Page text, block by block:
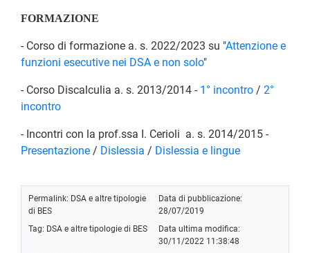
FORMAZIONE
- Corso di formazione a. s. 2022/2023 su "Attenzione e
funzioni esecutive nei DSA e non solo"
- Corso Discalculia a. s. 2013/2014 - 1° incontro / 2°
incontro
- Incontri con la prof.ssa I. Cerioli a. s. 2014/2015 -
Presentazione / Dislessia / Dislessia e lingue
Permalink: DSA e altre tipologie
di BES
Data di pubblicazione:
28/07/2019
Tag: DSA e altre tipologie di BES
Data ultima modifica:
30/11/2022 11:38:48